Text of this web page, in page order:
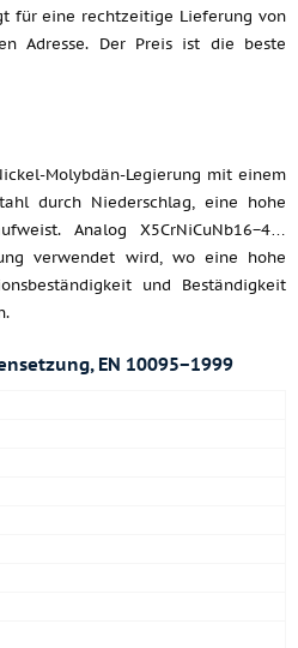
für eine rechtzeitige Lieferung von
Adresse. Der Preis ist die beste
Molybdän-Legierung mit einem
durch Niederschlag, eine hohe
Analog X5CrNiCuNb16−4…
verwendet wird, wo eine hohe
und Beständigkeit
EN 10095−1999